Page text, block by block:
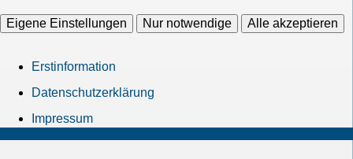
Eigene Einstellungen Nur notwendige Alle akzeptieren
Erstinformation
Datenschutzerklärung
Impressum